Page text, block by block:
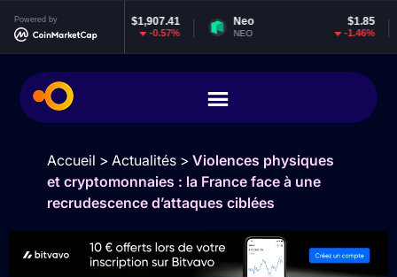
Powered by
-0.57%
Neo
NEO
EOS
EOS
Accueil > Actualités> Violences physiques
et cryptomonnaies : la France face à une
recrudescence d’attaques ciblées